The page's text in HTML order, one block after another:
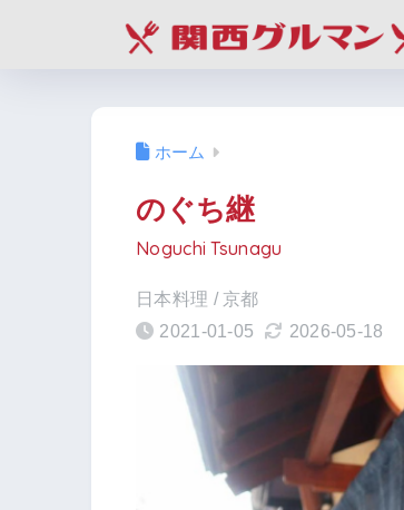
ホーム
のぐち継
Noguchi Tsunagu
日本料理 / 京都
2021-01-05
2026-05-18